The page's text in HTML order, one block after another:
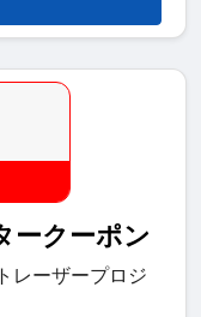
ークーポン
レーザープロジ